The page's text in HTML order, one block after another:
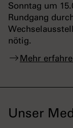
Sonntag um
Rundgang
nötig.
Mehr
Unser